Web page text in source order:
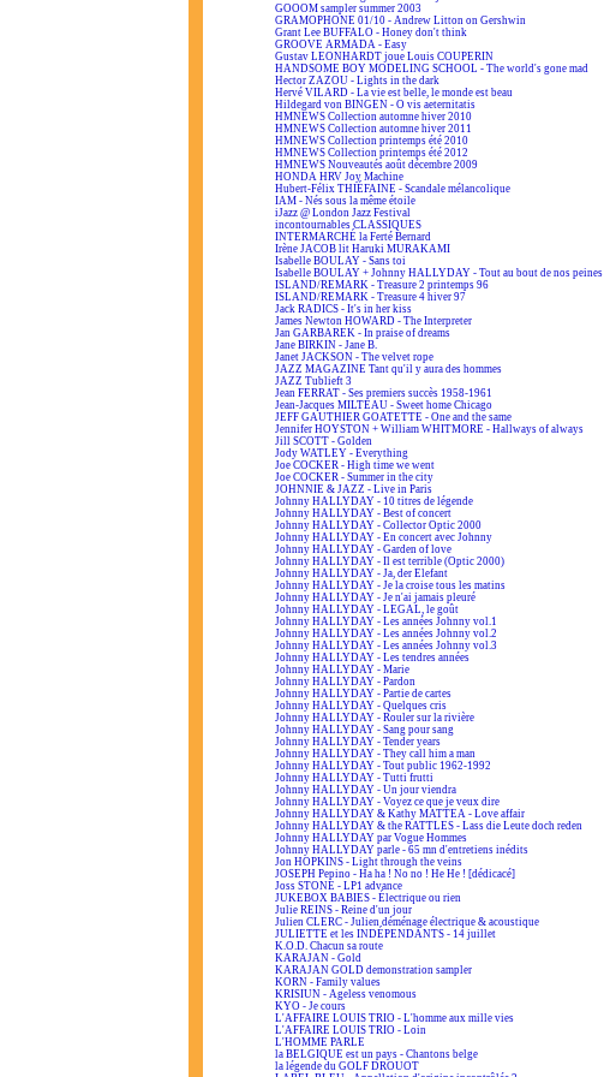
GOOOM sampler summer 2003
GRAMOPHONE 01/10 - Andrew Litton on Gershwin
Grant Lee BUFFALO - Honey don't think
GROOVE ARMADA - Easy
Gustav LEONHARDT joue Louis COUPERIN
HANDSOME BOY MODELING SCHOOL - The world's gone mad
Hector ZAZOU - Lights in the dark
Hervé VILARD - La vie est belle, le monde est beau
Hildegard von BINGEN - O vis aeternitatis
HMNEWS Collection automne hiver 2010
HMNEWS Collection automne hiver 2011
HMNEWS Collection printemps été 2010
HMNEWS Collection printemps été 2012
HMNEWS Nouveautés août décembre 2009
HONDA HRV Joy Machine
Hubert-Félix THIÉFAINE - Scandale mélancolique
IAM - Nés sous la même étoile
iJazz @ London Jazz Festival
incontournables CLASSIQUES
INTERMARCHÉ la Ferté Bernard
Irène JACOB lit Haruki MURAKAMI
Isabelle BOULAY - Sans toi
Isabelle BOULAY + Johnny HALLYDAY - Tout au bout de nos peines
ISLAND/REMARK - Treasure 2 printemps 96
ISLAND/REMARK - Treasure 4 hiver 97
Jack RADICS - It's in her kiss
James Newton HOWARD - The Interpreter
Jan GARBAREK - In praise of dreams
Jane BIRKIN - Jane B.
Janet JACKSON - The velvet rope
JAZZ MAGAZINE Tant qu'il y aura des hommes
JAZZ Tublieft 3
Jean FERRAT - Ses premiers succès 1958-1961
Jean-Jacques MILTEAU - Sweet home Chicago
JEFF GAUTHIER GOATETTE - One and the same
Jennifer HOYSTON + William WHITMORE - Hallways of always
Jill SCOTT - Golden
Jody WATLEY - Everything
Joe COCKER - High time we went
Joe COCKER - Summer in the city
JOHNNIE & JAZZ - Live in Paris
Johnny HALLYDAY - 10 titres de légende
Johnny HALLYDAY - Best of concert
Johnny HALLYDAY - Collector Optic 2000
Johnny HALLYDAY - En concert avec Johnny
Johnny HALLYDAY - Garden of love
Johnny HALLYDAY - Il est terrible (Optic 2000)
Johnny HALLYDAY - Ja, der Elefant
Johnny HALLYDAY - Je la croise tous les matins
Johnny HALLYDAY - Je n'ai jamais pleuré
Johnny HALLYDAY - LEGAL, le goût
Johnny HALLYDAY - Les années Johnny vol.1
Johnny HALLYDAY - Les années Johnny vol.2
Johnny HALLYDAY - Les années Johnny vol.3
Johnny HALLYDAY - Les tendres années
Johnny HALLYDAY - Marie
Johnny HALLYDAY - Pardon
Johnny HALLYDAY - Partie de cartes
Johnny HALLYDAY - Quelques cris
Johnny HALLYDAY - Rouler sur la rivière
Johnny HALLYDAY - Sang pour sang
Johnny HALLYDAY - Tender years
Johnny HALLYDAY - They call him a man
Johnny HALLYDAY - Tout public 1962-1992
Johnny HALLYDAY - Tutti frutti
Johnny HALLYDAY - Un jour viendra
Johnny HALLYDAY - Voyez ce que je veux dire
Johnny HALLYDAY & Kathy MATTEA - Love affair
Johnny HALLYDAY & the RATTLES - Lass die Leute doch reden
Johnny HALLYDAY par Vogue Hommes
Johnny HALLYDAY parle - 65 mn d'entretiens inédits
Jon HOPKINS - Light through the veins
JOSEPH Pepino - Ha ha ! No no ! He He ! [dédicacé]
Joss STONE - LP1 advance
JUKEBOX BABIES - Électrique ou rien
Julie REINS - Reine d'un jour
Julien CLERC - Julien déménage électrique & acoustique
JULIETTE et les INDÉPENDANTS - 14 juillet
K.O.D. Chacun sa route
KARAJAN - Gold
KARAJAN GOLD demonstration sampler
KORN - Family values
KRISIUN - Ageless venomous
KYO - Je cours
L'AFFAIRE LOUIS TRIO - L'homme aux mille vies
L'AFFAIRE LOUIS TRIO - Loin
L'HOMME PARLE
la BELGIQUE est un pays - Chantons belge
la légende du GOLF DROUOT